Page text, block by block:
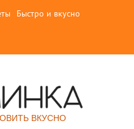
Быстро и вкусно
ВКУСНО